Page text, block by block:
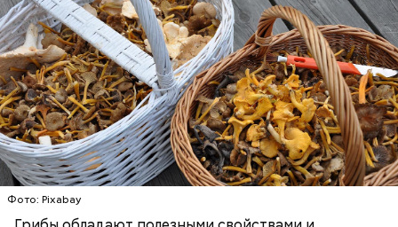
Фото: Pixabay
беременным, кормящим женщинам;
людям с ослабленной иммунной системой;
пожилым;
детям.